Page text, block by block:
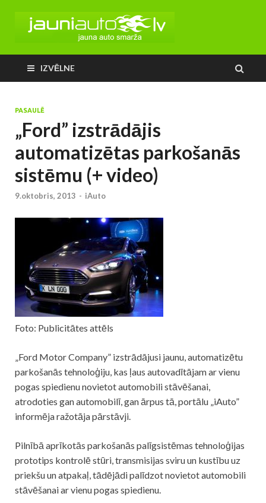
IZVĒLNE
PASAULĒ
„Ford” izstrādājis
automatizētas parkošanās
sistēmu (+ video)
9.oktobris, 2013 - iAuto
Foto: Publicitātes attēls
„Ford Motor Company” izstrādājusi jaunu, automatizētu
parkošanās tehnoloģiju, kas ļaus autovadītājam ar vienu
pogas spiedienu novietot automobili stāvēšanai,
atrodoties gan automobilī, gan ārpus tā, portālu „iAuto”
informēja ražotāja pārstāvji.
Pilnībā aprīkotās parkošanās palīgsistēmas tehnoloģijas
prototips kontrolē stūri, transmisijas sviru un kustību uz
priekšu un atpakaļ, tādējādi palīdzot novietot automobili
stāvēšanai ar vienu pogas spiedienu.